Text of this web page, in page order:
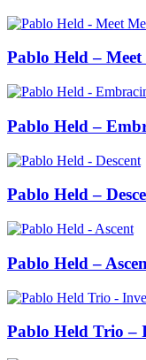
Pablo Held –
Pablo Held –
Pablo Held –
Pablo Held –
Pablo Held Trio –